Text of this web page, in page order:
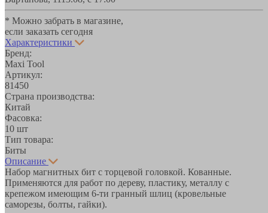
* Можно забрать в магазине,
если заказать сегодня
Характеристики
Бренд:
Maxi Tool
Артикул:
81450
Страна производства:
Китай
Фасовка:
10 шт
Тип товара:
Биты
Описание
Набор магнитных бит с торцевой головкой. Кованные.
Применяются для работ по дереву, пластику, металлу с
крепежом имеющим 6-ти гранный шлиц (кровельные
саморезы, болты, гайки).